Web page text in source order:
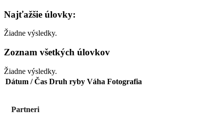
Najťažšie úlovky:
Žiadne výsledky.
Zoznam všetkých úlovkov
Žiadne výsledky.
Dátum / Čas Druh ryby Váha Fotografia
Partneri